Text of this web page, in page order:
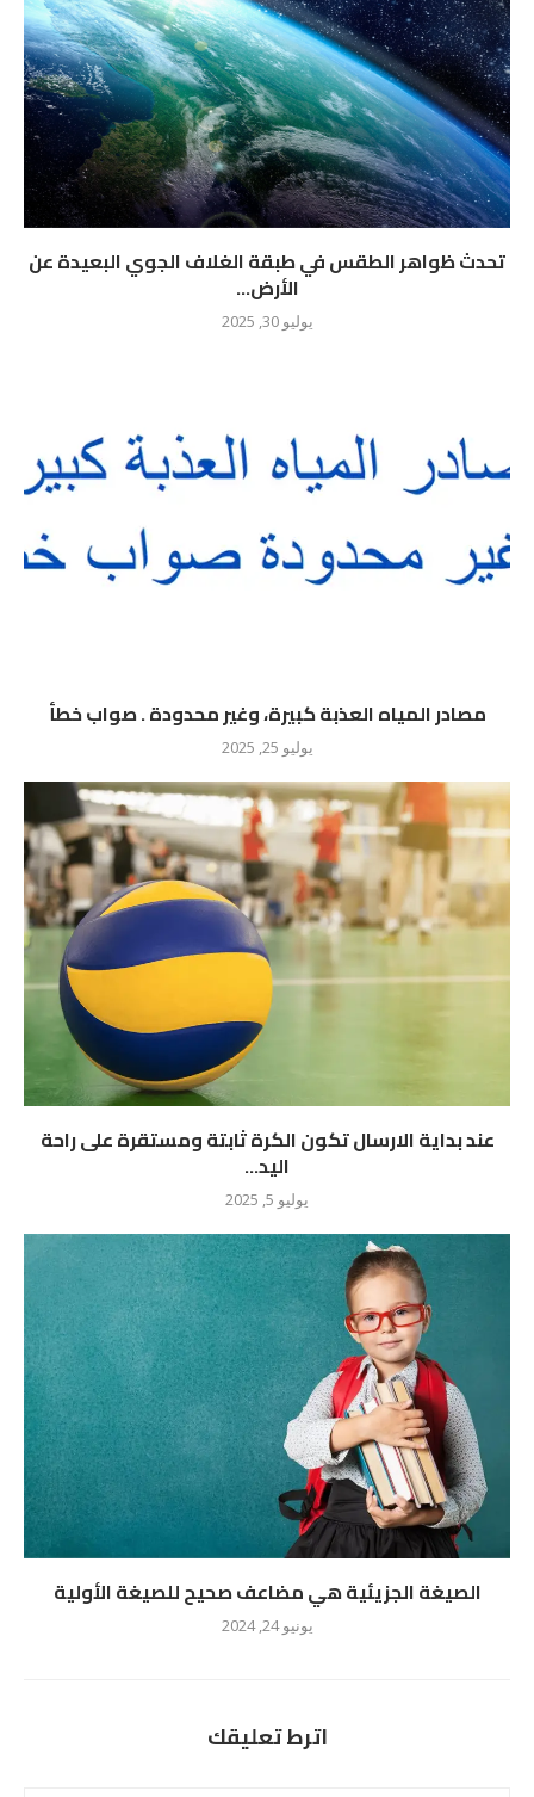
تحدث ظواهر الطقس في طبقة الغلاف الجوي البعيدة عن
الأرض...
يوليو 30, 2025
مصادر المياه العذبة كبيرة، وغير محدودة . صواب خطأ
يوليو 25, 2025
عند بداية الارسال تكون الكرة ثابتة ومستقرة على راحة
اليد...
يوليو 5, 2025
الصيغة الجزيئية هي مضاعف صحيح للصيغة الأولية
يونيو 24, 2024
اترط تعليقك